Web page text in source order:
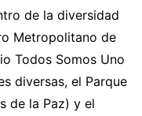
de la diversidad
Metropolitano de
Todos Somos Uno
diversas, el Parque
de la Paz) y el